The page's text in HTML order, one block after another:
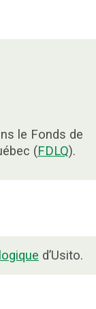
le Fonds de
(FDLQ).
d’Usito.